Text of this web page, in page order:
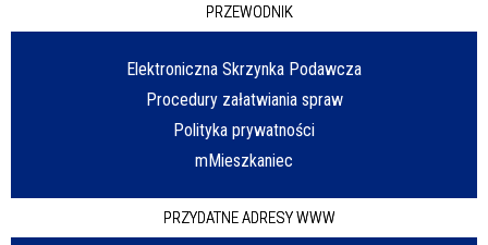
PRZEWODNIK
Elektroniczna Skrzynka Podawcza
Procedury załatwiania spraw
Polityka prywatności
mMieszkaniec
PRZYDATNE ADRESY WWW